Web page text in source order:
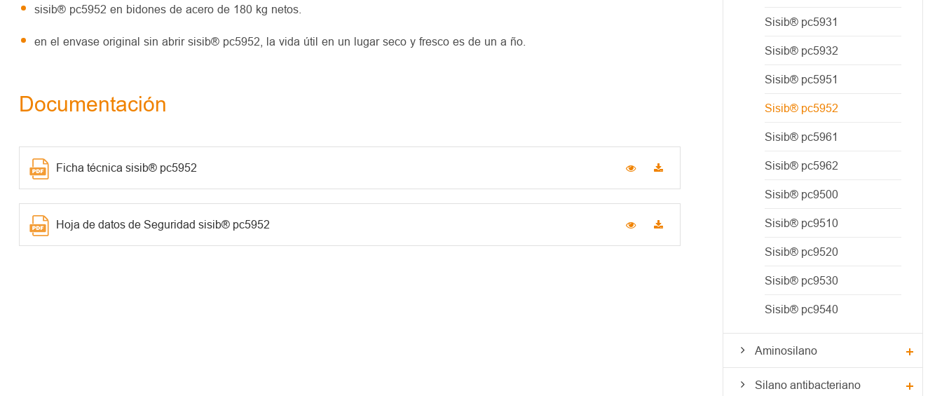
sisib® pc5952 en bidones de acero de 180 kg netos.
en el envase original sin abrir sisib® pc5952, la vida útil en un lugar seco y fresco es de un a ño.
Documentación
Ficha técnica sisib® pc5952
Hoja de datos de Seguridad sisib® pc5952
Sisib® pc5931
Sisib® pc5932
Sisib® pc5951
Sisib® pc5952
Sisib® pc5961
Sisib® pc5962
Sisib® pc9500
Sisib® pc9510
Sisib® pc9520
Sisib® pc9530
Sisib® pc9540
Aminosilano
Silano antibacteriano